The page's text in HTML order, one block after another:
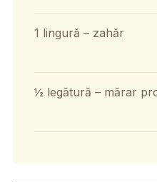
1 lingură – zahăr
½ legătură – mărar